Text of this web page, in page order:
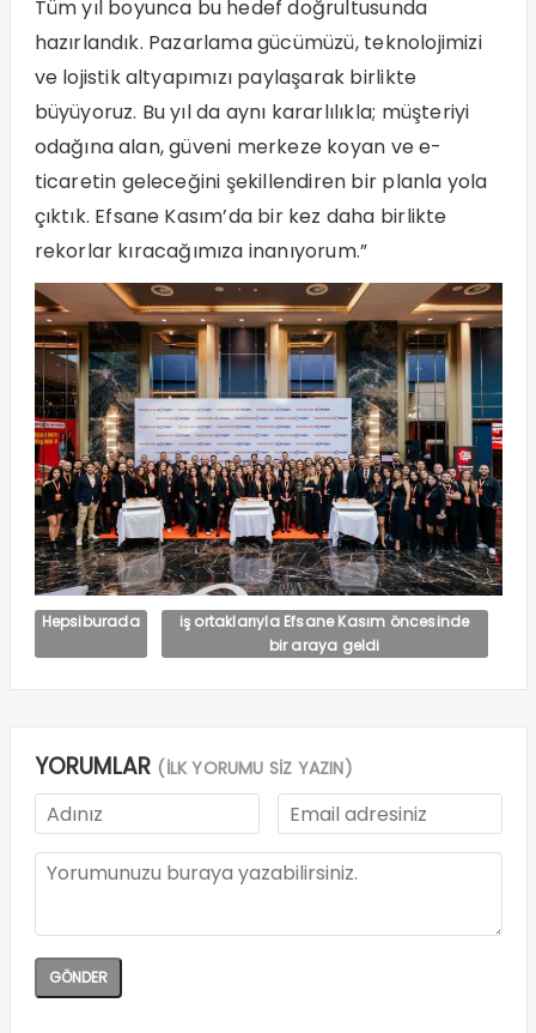
Tüm yıl boyunca bu hedef doğrultusunda
hazırlandık. Pazarlama gücümüzü, teknolojimizi
ve lojistik altyapımızı paylaşarak birlikte
büyüyoruz. Bu yıl da aynı kararlılıkla; müşteriyi
odağına alan, güveni merkeze koyan ve e-
ticaretin geleceğini şekillendiren bir planla yola
çıktık. Efsane Kasım’da bir kez daha birlikte
rekorlar kıracağımıza inanıyorum.”
Hepsiburada
iş ortaklarıyla Efsane Kasım öncesinde
bir araya geldi
YORUMLAR (İLK YORUMU SİZ YAZIN)